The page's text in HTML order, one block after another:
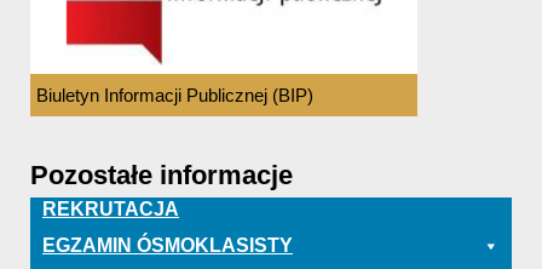
Biuletyn Informacji Publicznej (BIP)
Pozostałe informacje
REKRUTACJA
EGZAMIN ÓSMOKLASISTY